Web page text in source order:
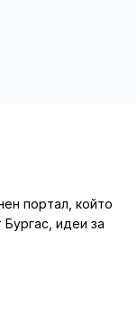
портал, който
идеи за